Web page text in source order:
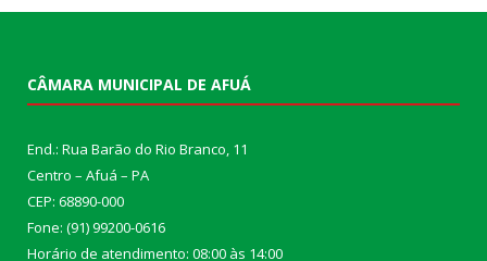
CÂMARA MUNICIPAL DE AFUÁ
End.: Rua Barão do Rio Branco, 11
Centro – Afuá – PA
CEP: 68890-000
Fone: (91) 99200-0616
Horário de atendimento: 08:00 às 14:00